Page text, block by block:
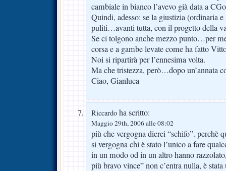
cambiale in bianco l’avevo già data a
Quindi, adesso: se la giustizia (ordinaria
puliti…avanti tutta, con il progetto della
Se ci tolgono anche mezzo punto…per
corsa e a gambe levate come ha fatto
Noi si ripartirà per l’ennesima volta.
Ma che tristezza, però…dopo un’annata
Ciao, Gianluca
Riccardo ha scritto:
Maggio 29th, 2006 alle 08:02
più che vergogna dierei “schifo”. perchè
si vergogna chi è stato l’unico a fare
in un modo od in un altro hanno
più bravo vince” non c’entra nulla, è